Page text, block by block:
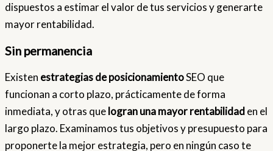
dispuestos a estimar el valor de tus servicios y generarte
mayor rentabilidad.
Sin permanencia
Existen estrategias de posicionamientoSEO que
funcionan a corto plazo, prácticamente de forma
inmediata, y otras quelogran una mayor rentabilidad en el
largo plazo. Examinamos tus objetivos y presupuesto para
proponerte la mejor estrategia, pero en ningún caso te